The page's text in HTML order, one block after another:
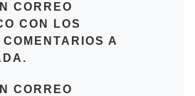
CORREO
CON LOS
A
CORREO